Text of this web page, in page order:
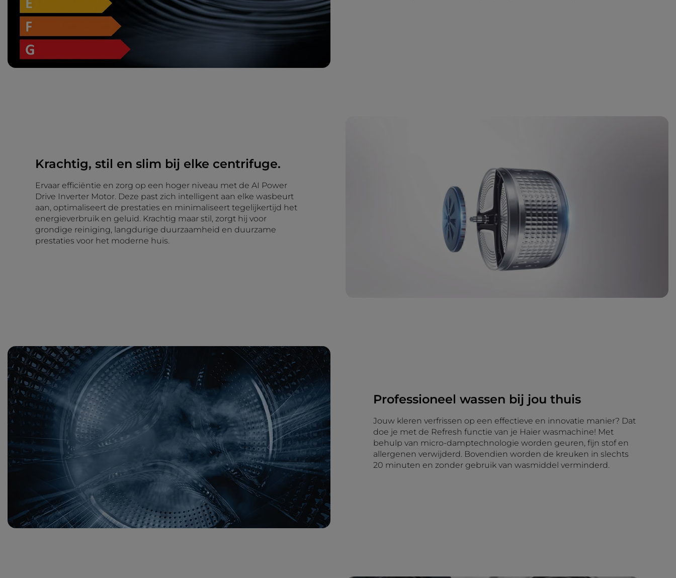
Krachtig, stil en slim bij elke centrifuge.
Ervaar efficiëntie en zorg op een hoger niveau met de AI Power
Drive Inverter Motor. Deze past zich intelligent aan elke wasbeurt
aan, optimaliseert de prestaties en minimaliseert tegelijkertijd het
energieverbruik en geluid. Krachtig maar stil, zorgt hij voor
grondige reiniging, langdurige duurzaamheid en duurzame
prestaties voor het moderne huis.
Professioneel wassen bij jou thuis
Jouw kleren verfrissen op een effectieve en innovatie manier? Dat
doe je met de Refresh functie van je Haier wasmachine! Met
behulp van micro-damptechnologie worden geuren, fijn stof en
allergenen verwijderd. Bovendien worden de kreuken in slechts
20 minuten en zonder gebruik van wasmiddel verminderd.